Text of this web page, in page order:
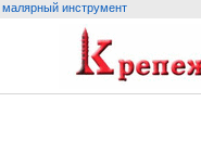
малярный инструмент